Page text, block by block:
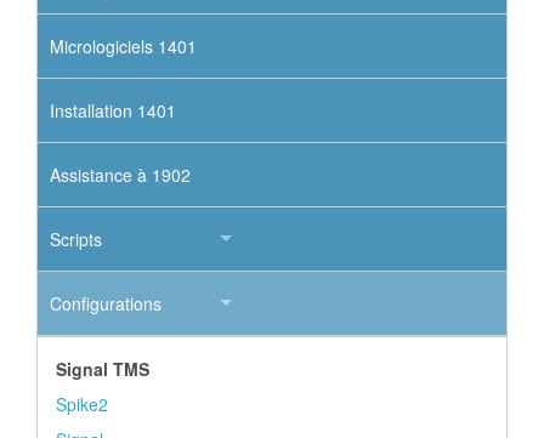
Micrologiciels 1401
Installation 1401
Assistance à 1902
Scripts
Configurations
Signal TMS
Spike2